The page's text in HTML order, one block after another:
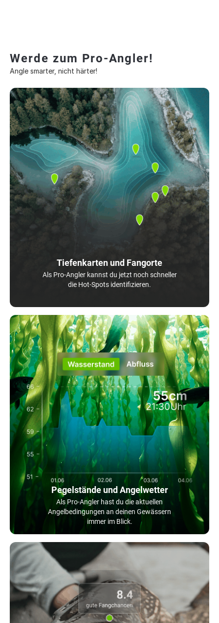
Werde zum Pro-Angler!
Angle smarter, nicht härter!
Tiefenkarten und Fangorte
Als Pro-Angler kannst du jetzt noch schneller
die Hot-Spots identifizieren.
Pegelstände und Angelwetter
Als Pro-Angler hast du die aktuellen
Angelbedingungen an deinen Gewässern
immer im Blick.